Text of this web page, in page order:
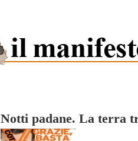
Notti padane. La terra